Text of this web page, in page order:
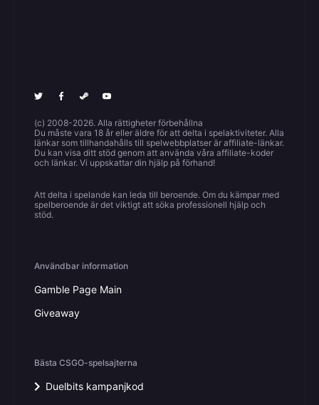
(c) 2008-2026. Alla rättigheter förbehållna
Du måste vara 18 år eller äldre för att delta i spelaktiviteter. Alla
länkar som tillhandahålls till spelwebbplatser är affiliate-länkar.
Du kan visa ditt stöd genom att använda våra affiliate-koder
och länkar. Vi uppskattar din hjälp på förhand!
Att delta i spelande kan leda till beroende. Om du kämpar med
spelberoende är det viktigt att söka professionell hjälp och
stöd.
Bästa CSGO-spelsajterna
Duelbits kampanjkod
Användbar information
Gamble Page Main
Giveaway